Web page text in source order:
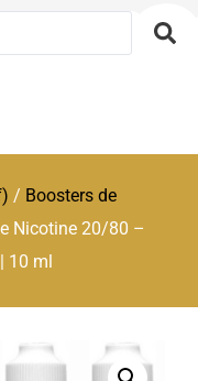
/ Boosters de
Nicotine 20/80 –
10 ml